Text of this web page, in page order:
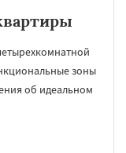
зоны
об идеальном